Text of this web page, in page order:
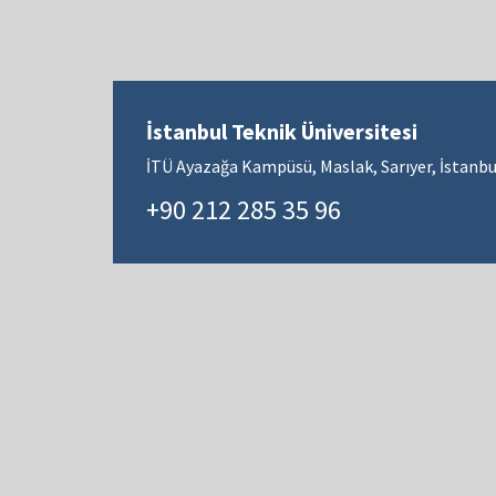
İstanbul Teknik Üniversitesi
İTÜ Ayazağa Kampüsü, Maslak, Sarıyer,
+90 212 285 35 96